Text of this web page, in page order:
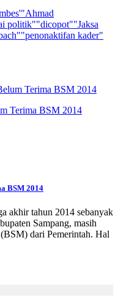
"Ahmad
politik""dicopot""Jaksa
"penonaktifan kader"
Terima BSM 2014
BSM 2014
akhir tahun 2014 sebanyak
Sampang, masih
dari Pemerintah. Hal